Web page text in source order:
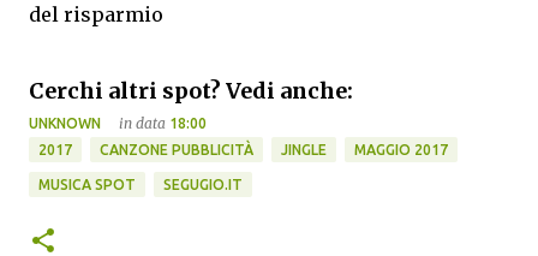
del risparmio
Cerchi altri spot? Vedi anche:
UNKNOWN in data 18:00
2017
CANZONE PUBBLICITÀ JINGLE MAGGIO 2017
MUSICA SPOT SEGUGIO.IT